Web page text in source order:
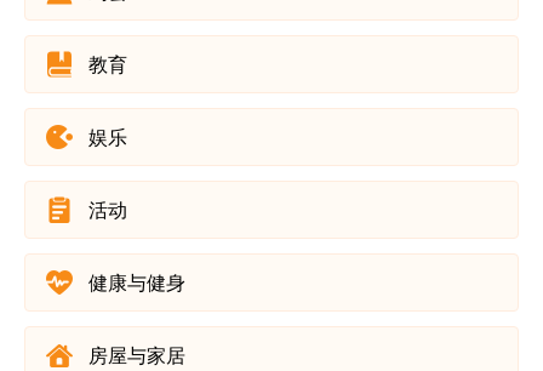
教育
娱乐
活动
健康与健身
房屋与家居